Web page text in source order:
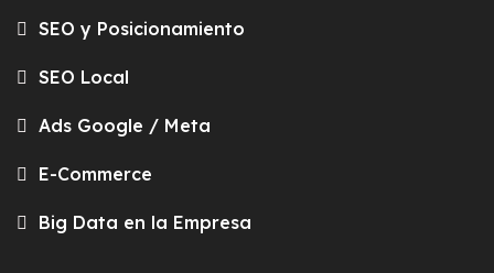
SEO y Posicionamiento
SEO Local
Ads Google / Meta
E-Commerce
Big Data en la Empresa